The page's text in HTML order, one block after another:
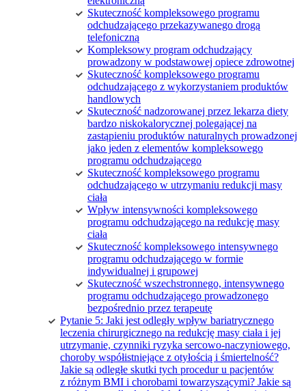
Skuteczność kompleksowego programu
odchudzającego przekazywanego drogą
telefoniczną
Kompleksowy program odchudzający
prowadzony w podstawowej opiece zdrowotnej
Skuteczność kompleksowego programu
odchudzającego z wykorzystaniem produktów
handlowych
Skuteczność nadzorowanej przez lekarza diety
bardzo niskokalorycznej polegającej na
zastąpieniu produktów naturalnych prowadzonej
jako jeden z elementów kompleksowego
programu odchudzającego
Skuteczność kompleksowego programu
odchudzającego w utrzymaniu redukcji masy
ciała
Wpływ intensywności kompleksowego
programu odchudzającego na redukcję masy
ciała
Skuteczność kompleksowego intensywnego
programu odchudzającego w formie
indywidualnej i grupowej
Skuteczność wszechstronnego, intensywnego
programu odchudzającego prowadzonego
bezpośrednio przez terapeutę
Pytanie 5: Jaki jest odległy wpływ bariatrycznego
leczenia chirurgicznego na redukcję masy ciała i jej
utrzymanie, czynniki ryzyka sercowo-naczyniowego,
choroby współistniejące z otyłością i śmiertelność?
Jakie są odległe skutki tych procedur u pacjentów
z różnym BMI i chorobami towarzyszącymi? Jakie są